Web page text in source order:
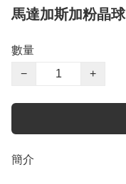
馬達加斯加粉晶球
數量
−
+
簡介